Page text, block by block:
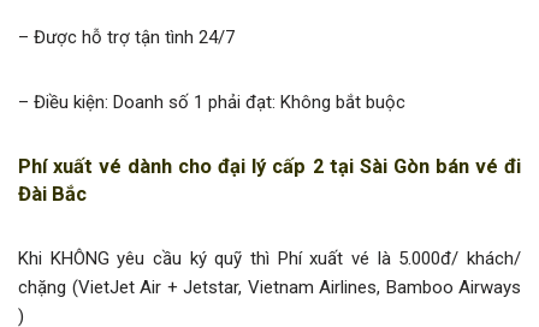
– Được hỗ trợ tận tình 24/7
– Điều kiện: Doanh số 1 phải đạt: Không bắt buộc
Phí xuất vé dành cho đại lý cấp 2 tại Sài Gòn bán vé đi
Đài Bắc
Khi KHÔNG yêu cầu ký quỹ thì Phí xuất vé là 5.000đ/ khách/
chặng (VietJet Air + Jetstar, Vietnam Airlines, Bamboo Airways
)